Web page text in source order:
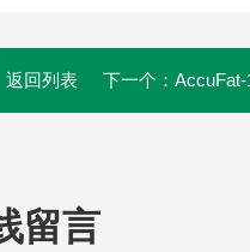
返回列表 下一个： AccuFat-
留言